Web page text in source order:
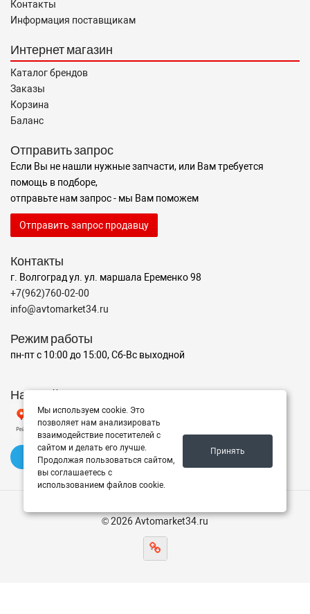
Контакты
Информация поставщикам
Интернет магазин
Каталог брендов
Заказы
Корзина
Баланс
Отправить запрос
Если Вы не нашли нужные запчасти, или Вам требуется
помощь в подборе,
отправьте нам запрос - мы Вам поможем
Отправить запрос продавцу
Контакты
г. Волгоград ул. ул. маршала Еременко 98
+7(962)760-02-00
info@avtomarket34.ru
Режим работы
пн-пт с 10:00 до 15:00, Сб-Вс выходной
Наш рейтинг на Яндексе
✍️ Оставить отзыв
© 2026 Avtomarket34.ru
Мы используем cookie. Это
позволяет нам анализировать
взаимодействие посетителей с
сайтом и делать его лучше.
Продолжая пользоваться сайтом,
вы соглашаетесь с
использованием файлов cookie.
Принять